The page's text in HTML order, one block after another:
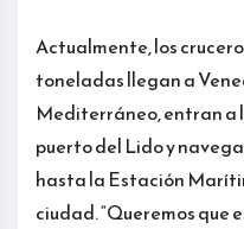
Actualmente, los
toneladas llegan a
Mediterráneo, entran a
puerto del Lido y
hasta la Estación
ciudad. “Queremos